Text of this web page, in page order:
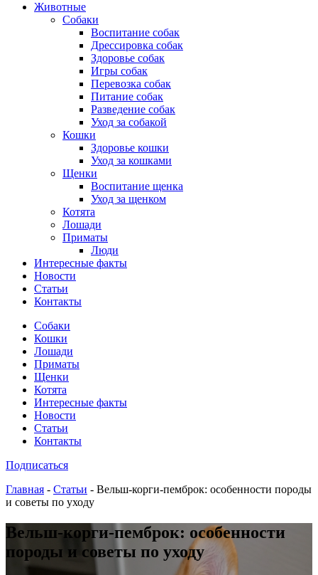
Животные
Собаки
Воспитание собак
Дрессировка собак
Здоровье собак
Игры собак
Перевозка собак
Питание собак
Разведение собак
Уход за собакой
Кошки
Здоровье кошки
Уход за кошками
Щенки
Воспитание щенка
Уход за щенком
Котята
Лошади
Приматы
Люди
Интересные факты
Новости
Статьи
Контакты
Собаки
Кошки
Лошади
Приматы
Щенки
Котята
Интересные факты
Новости
Статьи
Контакты
Подписаться
Главная - Статьи - Вельш-корги-пемброк: особенности породы
и советы по уходу
Вельш-корги-пемброк: особенности
породы и советы по уходу